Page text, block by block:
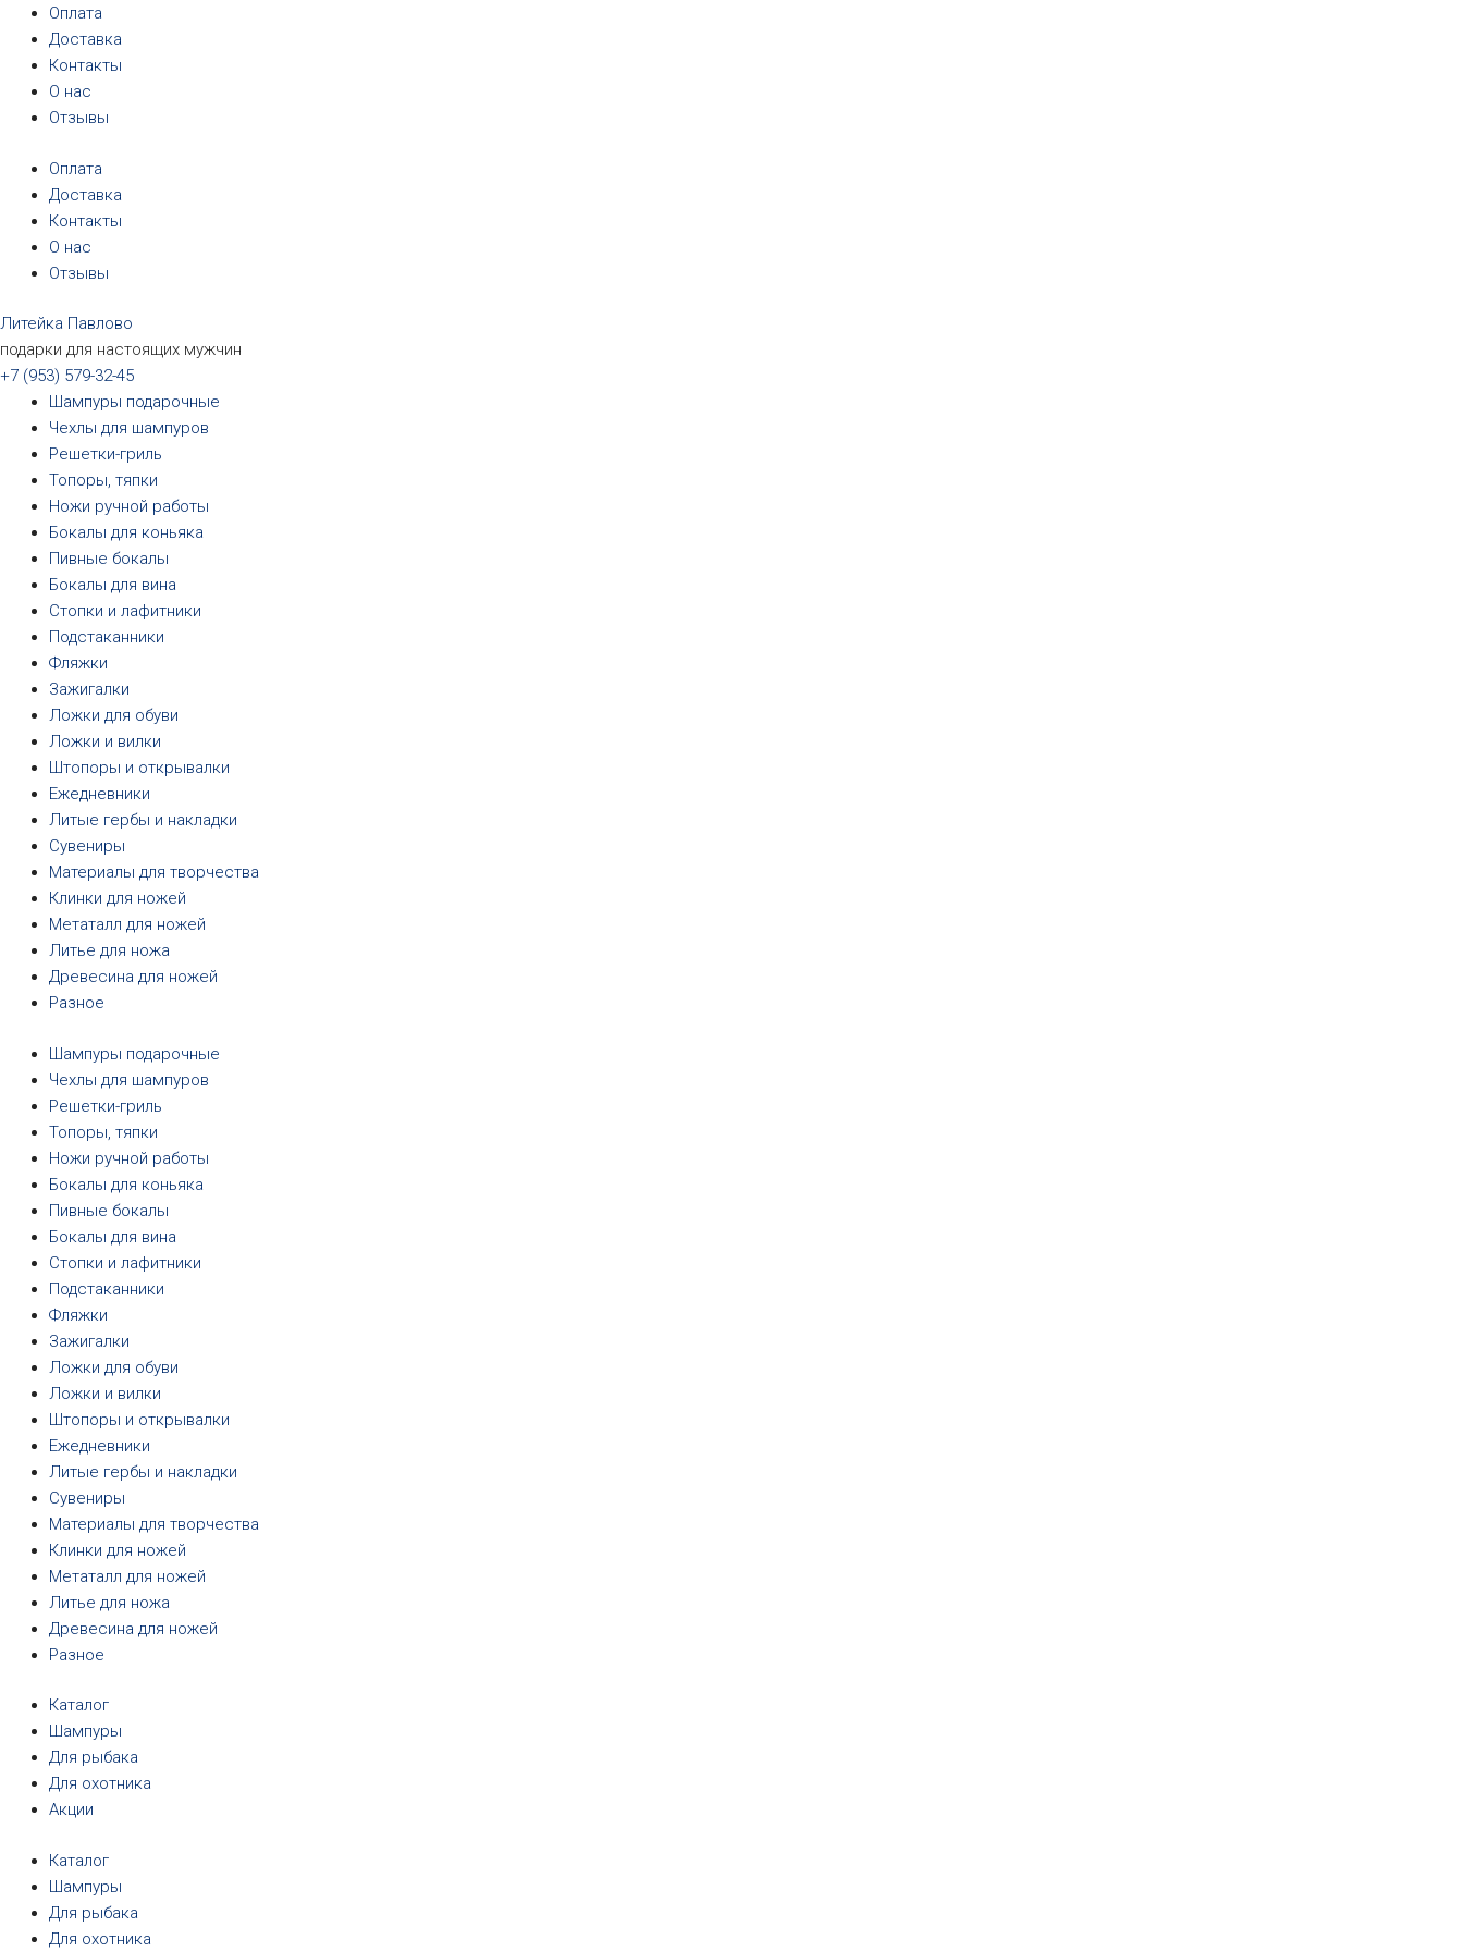
Перейти
содержимому
Оплата
Доставка
Контакты
О нас
Отзывы
Оплата
Доставка
Контакты
О нас
Отзывы
Литейка Павлово
подарки для настоящих мужчин
+7 (953) 579-32-45
Шампуры подарочные
Чехлы для шампуров
Решетки-гриль
Топоры, тяпки
Ножи ручной работы
Бокалы для коньяка
Пивные бокалы
Бокалы для вина
Стопки и лафитники
Подстаканники
Фляжки
Зажигалки
Ложки для обуви
Ложки и вилки
Штопоры и открывалки
Ежедневники
Литые гербы и накладки
Сувениры
Материалы для творчества
Клинки для ножей
Метаталл для ножей
Литье для ножа
Древесина для ножей
Разное
Шампуры подарочные
Чехлы для шампуров
Решетки-гриль
Топоры, тяпки
Ножи ручной работы
Бокалы для коньяка
Пивные бокалы
Бокалы для вина
Стопки и лафитники
Подстаканники
Фляжки
Зажигалки
Ложки для обуви
Ложки и вилки
Штопоры и открывалки
Ежедневники
Литые гербы и накладки
Сувениры
Материалы для творчества
Клинки для ножей
Метаталл для ножей
Литье для ножа
Древесина для ножей
Разное
Каталог
Шампуры
Для рыбака
Для охотника
Акции
Каталог
Шампуры
Для рыбака
Для охотника